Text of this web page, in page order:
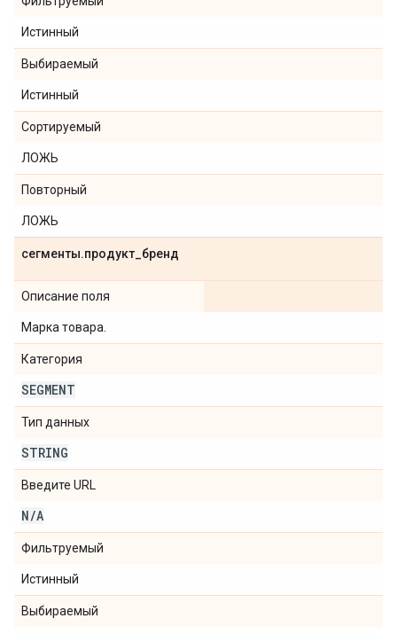
Истинный
Выбираемый
Истинный
Сортируемый
ЛОЖЬ
Повторный
ЛОЖЬ
сегменты.продукт бренд
Описание поля
Марка товара.
Категория
SEGMENT
Тип данных
STRING
Введите URL
N/A
Фильтруемый
Истинный
Выбираемый